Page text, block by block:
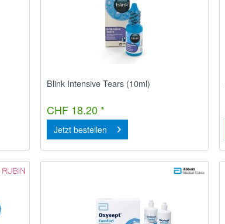
Blink Intensive Tears (10ml)
CHF 18.20 *
Jetzt bestellen